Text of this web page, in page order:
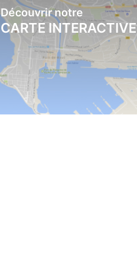
Découvrir notre
CARTE INTERACTIVE